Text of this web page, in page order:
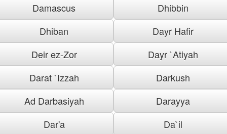
Damascus
Dhibbin
Dhiban
Dayr Hafir
Deir ez-Zor
Dayr `Atiyah
Darat `Izzah
Darkush
Ad Darbasiyah
Darayya
Dar'a
Da`il